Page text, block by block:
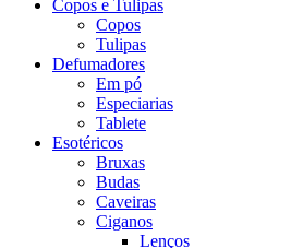
Copos e Tulipas
Copos
Tulipas
Defumadores
Em pó
Especiarias
Tablete
Esotéricos
Bruxas
Budas
Caveiras
Ciganos
Lenços